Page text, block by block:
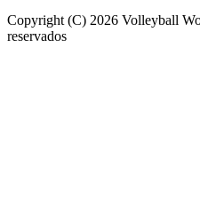
Copyright (C) 2026 Volleyball
reservados